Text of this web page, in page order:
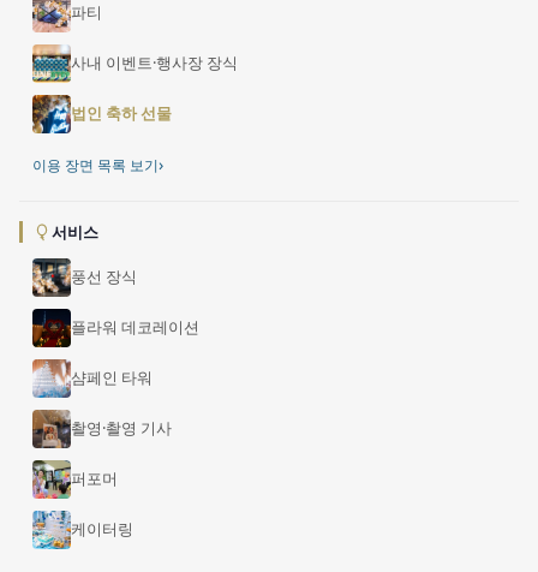
파티
사내 이벤트·행사장 장식
법인 축하 선물
이용 장면 목록 보기›
서비스
풍선 장식
플라워 데코레이션
샴페인 타워
촬영·촬영 기사
퍼포머
케이터링